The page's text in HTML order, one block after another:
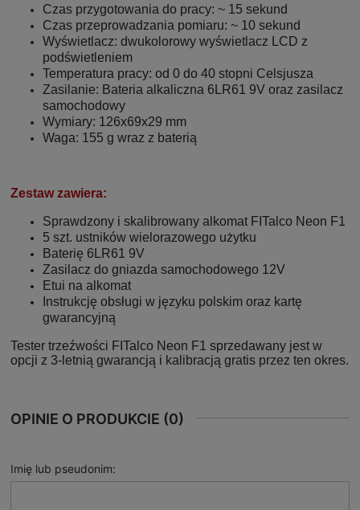
Czas przygotowania do pracy: ~ 15 sekund
Czas przeprowadzania pomiaru: ~ 10 sekund
Wyświetlacz: dwukolorowy wyświetlacz LCD z
podświetleniem
Temperatura pracy: od 0 do 40 stopni Celsjusza
Zasilanie: Bateria alkaliczna 6LR61 9V oraz zasilacz
samochodowy
Wymiary: 126x69x29 mm
Waga: 155 g wraz z baterią
Zestaw zawiera:
Sprawdzony i skalibrowany alkomat FITalco Neon F1
5 szt. ustników wielorazowego użytku
Baterię 6LR61 9V
Zasilacz do gniazda samochodowego 12V
Etui na alkomat
Instrukcję obsługi w języku polskim oraz kartę
gwarancyjną
Tester trzeźwości FITalco Neon F1 sprzedawany jest w
opcji z 3-letnią gwarancją i kalibracją gratis przez ten okres.
OPINIE O PRODUKCIE (0)
Imię lub pseudonim: